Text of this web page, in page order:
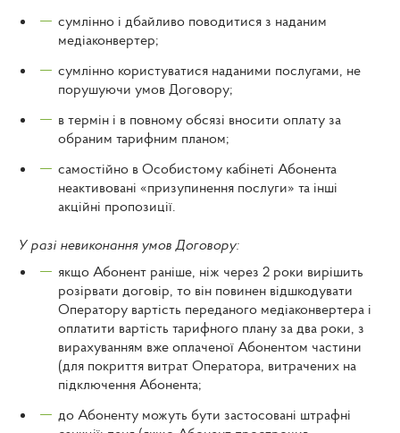
сумлінно і дбайливо поводитися з наданим
медіаконвертер;
сумлінно користуватися наданими послугами, не
порушуючи умов Договору;
в термін і в повному обсязі вносити оплату за
обраним тарифним планом;
самостійно в Особистому кабінеті Абонента
неактивовані «призупинення послуги» та інші
акційні пропозиції.
У разі невиконання умов Договору:
якщо Абонент раніше, ніж через 2 роки вирішить
розірвати договір, то він повинен відшкодувати
Оператору вартість переданого медіаконвертера і
оплатити вартість тарифного плану за два роки, з
вирахуванням вже оплаченої Абонентом частини
(для покриття витрат Оператора, витрачених на
підключення Абонента;
до Абоненту можуть бути застосовані штрафні